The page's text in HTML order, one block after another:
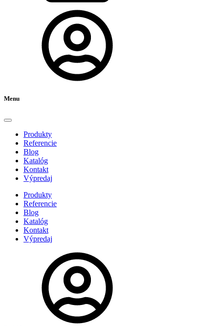
Menu
Produkty
Referencie
Blog
Katalóg
Kontakt
Výpredaj
Produkty
Referencie
Blog
Katalóg
Kontakt
Výpredaj